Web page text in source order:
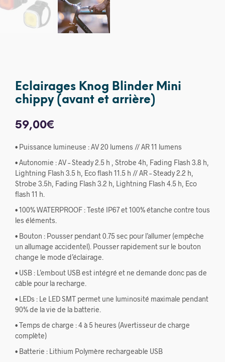
Eclairages Knog Blinder Mini
chippy (avant et arrière)
59,00€
• Puissance lumineuse : AV 20 lumens // AR 11 lumens
• Autonomie : AV – Steady 2.5 h , Strobe 4h, Fading Flash 3.8 h,
Lightning Flash 3.5 h, Eco flash 11.5 h // AR – Steady 2.2 h,
Strobe 3.5h, Fading Flash 3.2 h, Lightning Flash 4.5 h, Eco
flash 11 h.
• 100% WATERPROOF : Testé IP67 et 100% étanche contre tous
les éléments.
• Bouton : Pousser pendant 0.75 sec pour l’allumer (empêche
un allumage accidentel). Pousser rapidement sur le bouton
change le mode d’éclairage.
• USB : L’embout USB est intégré et ne demande donc pas de
câble pour la recharge.
• LEDs : Le LED SMT permet une luminosité maximale pendant
90% de la vie de la batterie.
• Temps de charge : 4 à 5 heures (Avertisseur de charge
complète)
• Batterie : Lithium Polymère rechargeable USB